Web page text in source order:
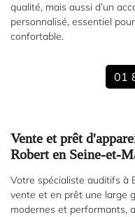
Nos
produits
Contact
qualité, mais aussi d’un
personnalisé, essentiel
confortable.
01
Vente et prêt
Robert en Seine-et-
Votre spécialiste auditifs à
vente et en prêt une large
modernes et performants,